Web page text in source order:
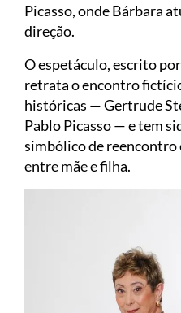
Picasso, onde Bárbara
direção.
O espetáculo, escrito
retrata o encontro
históricas — Gertrude
Pablo Picasso — e tem
simbólico de
entre mãe e filha.